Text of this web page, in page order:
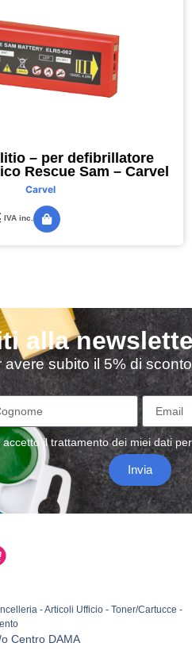
– per defibrillatore
Rescue Sam – Carvel
Carvel
IVA inc.
alla
avere subito il 5% di
accetto iltrattamentodei miei dati
Invia
- Articoli Ufficio - Toner/Cartucce -
Centro DAMA